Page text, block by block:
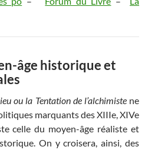
âge historique et
ou la Tentation de l’alchimistene
marquants des XIIIe, XIVe
celle du moyen-âge réaliste et
On y croisera, ainsi, des